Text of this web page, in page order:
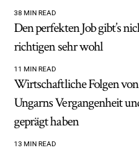
38 MIN READ
Den perfekten Job gibt’s
richtigen sehr wohl
11 MIN READ
Wirtschaftliche Folgen
Ungarns Vergangenheit
geprägt haben
13 MIN READ